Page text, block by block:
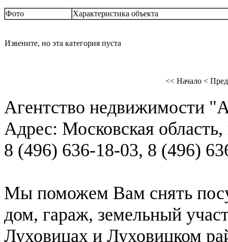
Фото Характеристика объекта
Извените, но эта категория пуста
<< Начало <
Агентство недвижимости
Адрес: Московская
8 (496) 636-18-03, 8 (496)
Мы поможем Вам снять
дом, гараж, земельный
Луховицах и Луховицком